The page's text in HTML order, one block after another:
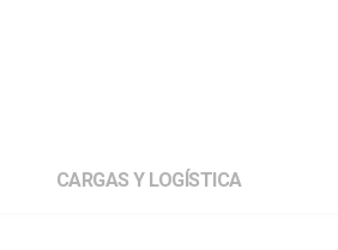
CARGAS Y LOGÍSTICA